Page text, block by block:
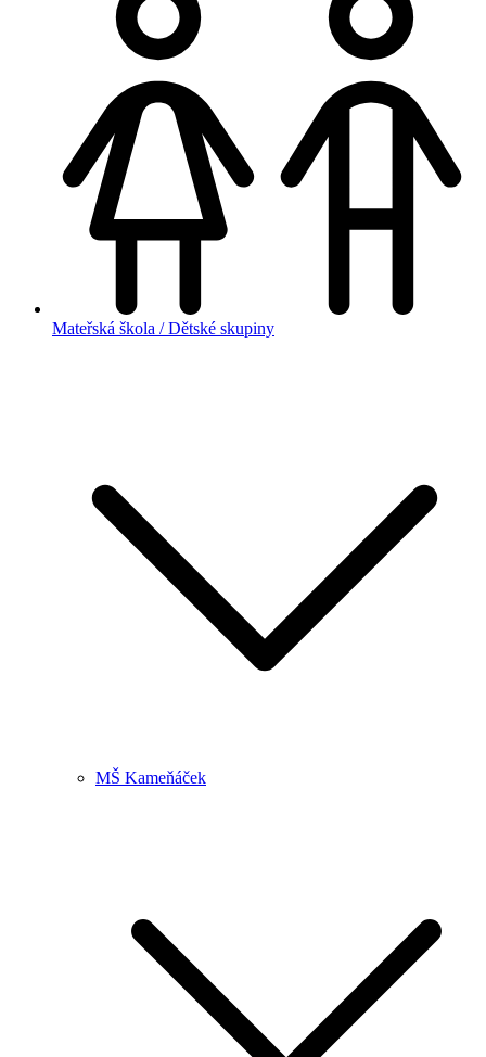
Mateřská škola / Dětské skupiny
MŠ Kameňáček